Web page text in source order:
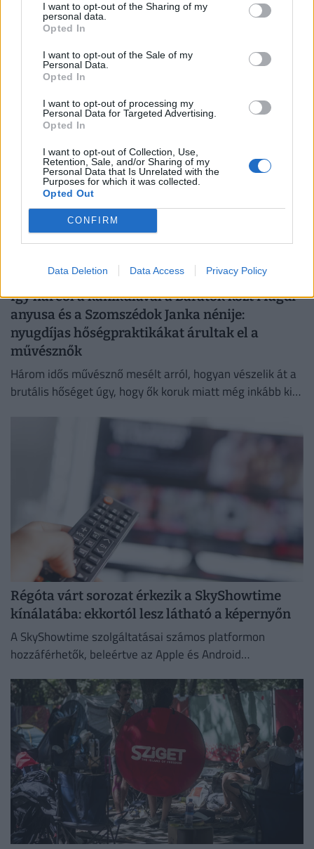
I want to opt-out of the Sharing of my
personal data.
Opted In
I want to opt-out of the Sale of my
Personal Data.
Opted In
I want to opt-out of processing my
Personal Data for Targeted Advertising.
Opted In
I want to opt-out of Collection, Use,
Retention, Sale, and/or Sharing of my
Personal Data that Is Unrelated with the
Purposes for which it was collected.
Opted Out
CONFIRM
Data Deletion Data Access Privacy Policy
Annyira alacsony a Duna, hogy át lehet sétálni
a Sziget Fesztiválra: megszólaltak a szervezők,
senki ne próbálja meg!
A rendkívül alacsony dunai vízállás miatt olyan videó
gyakorlatilag gyalog is át lehet jutni a Hajógyári-szigetre.
Így harcol a kánikulával a Barátok közt Magdi
anyusa és a Szomszédok Janka nénije:
nyugdíjas hőségpraktikákat árultak el a
művésznők
Három idős művésznő mesélt arról, hogyan vészelik át a
brutális hőséget úgy, hogy ők koruk miatt még inkább ki
Régóta várt sorozat érkezik a SkyShowtime
kínálatába: ekkortól lesz látható a képernyőn
A SkyShowtime szolgáltatásai számos platformon
hozzáférhetők, beleértve az Apple és Android